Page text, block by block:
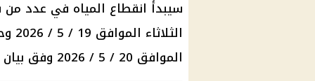
سيبدأ انقطاع المياه في عدد من
الموافق 20 / 5 / 2026 وفق بيان شركة مياه والصرف الصحي في المحافظة.